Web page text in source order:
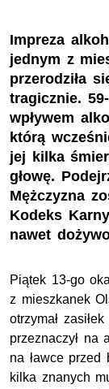
Impreza
jednym z
przerodziła
tragicznie.
wpływem
którą
jej kilka
głowę.
Mężczyzna
Kodeks
nawet
Piątek 13-go
z mieszkanek
otrzymał
przeznaczył na
na ławce przed
kilka znanych